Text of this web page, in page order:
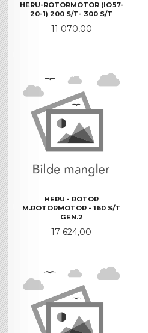
HERU-ROTORMOTOR (IO57-
20-1) 200 S/T- 300 S/T
Pris
11 070,00
HERU - ROTOR
M.ROTORMOTOR - 160 S/T
GEN.2
Pris
17 624,00